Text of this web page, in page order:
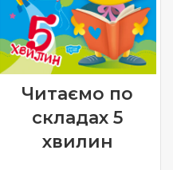
Читаємо по
складах 5
хвилин